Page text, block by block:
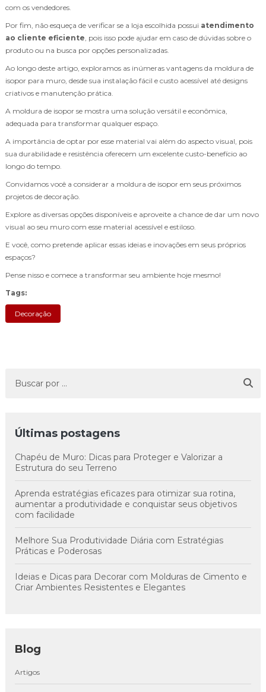
com os vendedores.
Por fim, não esqueça de verificar se a loja escolhida possui atendimento
ao cliente eficiente , pois isso pode ajudar em caso de dúvidas sobre o
produto ou na busca por opções personalizadas.
Ao longo deste artigo, exploramos as inúmeras vantagens da moldura de
isopor para muro, desde sua instalação fácil e custo acessível até designs
criativos e manutenção prática.
A moldura de isopor se mostra uma solução versátil e econômica,
adequada para transformar qualquer espaço.
A importância de optar por esse material vai além do aspecto visual, pois
sua durabilidade e resistência oferecem um excelente custo-benefício ao
longo do tempo.
Convidamos você a considerar a moldura de isopor em seus próximos
projetos de decoração.
Explore as diversas opções disponíveis e aproveite a chance de dar um novo
visual ao seu muro com esse material acessível e estiloso.
E você, como pretende aplicar essas ideias e inovações em seus próprios
espaços?
Pense nisso e comece a transformar seu ambiente hoje mesmo!
Tags:
Decoração
Últimas postagens
Chapéu de Muro: Dicas para Proteger e Valorizar a
Estrutura do seu Terreno
Aprenda estratégias eficazes para otimizar sua rotina,
aumentar a produtividade e conquistar seus objetivos
com facilidade
Melhore Sua Produtividade Diária com Estratégias
Práticas e Poderosas
Ideias e Dicas para Decorar com Molduras de Cimento e
Criar Ambientes Resistentes e Elegantes
Blog
Artigos